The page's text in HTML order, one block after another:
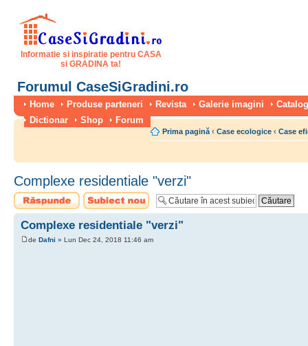
Informatie si inspiratie pentru CASA
si GRADINA ta!
Forumul CaseSiGradini.ro
Home Produse parteneri Revista Galerie imagini
Dictionar
Shop Forum
Prima pagină ‹ Case ecologice ‹ Case
Complexe residentiale "verzi"
Scrie un răspuns
Scrie un subiect
nou
Complexe residentiale "verzi"
de Dafni » Lun Dec 24, 2018 11:46 am